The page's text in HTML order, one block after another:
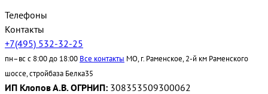
Телефоны
Контакты
+7(495) 532-32-25
пн–вс с 8:00 до 18:00 Все контакты МО, г. Раменское, 2-й км Раменского
шоссе, стройбаза Белка35
ИП Клопов А.В. ОГРНИП: 308353509300062